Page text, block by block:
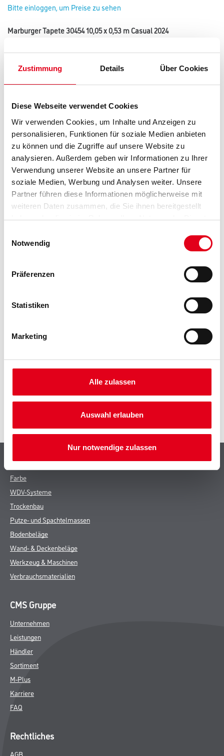
Zustimmung Details Über Cookies
Diese Webseite verwendet Cookies
Wir verwenden Cookies, um Inhalte und Anzeigen zu
personalisieren, Funktionen für soziale Medien anbieten
zu können und die Zugriffe auf unsere Website zu
analysieren. Außerdem geben wir Informationen zu Ihrer
Verwendung unserer Website an unsere Partner für
soziale Medien, Werbung und Analysen weiter. Unsere
Partner führen diese Informationen möglicherweise mit
weiteren Daten zusammen, die Sie ihnen bereitgestellt
haben oder die sie im Rahmen Ihrer Nutzung der Dienste
Notwendig
Präferenzen
Statistiken
Marketing
Alle zulassen
Auswahl erlauben
Nur notwendige zulassen
Bitte einloggen, um Preise zu sehen
Marburger Tapete 30454 10,05 x 0,53 m Casual 2024
ganz besonderen Charme nach Hause.
Umrechnungsfaktoren
PRODUKTEIGENSCHAFTEN
Shop
Farbe
WDV-Systeme
Trockenbau
Putze- und Spachtelmassen
Bodenbeläge
Wand- & Deckenbeläge
Werkzeug & Maschinen
Verbrauchsmaterialien
CMS Gruppe
Unternehmen
Leistungen
Händler
Sortiment
M-Plus
Karriere
FAQ
Rechtliches
AGB